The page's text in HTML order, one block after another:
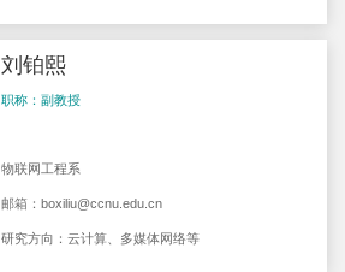
刘铂熙
职称：副教授
物联网工程系
邮箱：boxiliu@ccnu.edu.cn
研究方向：云计算、多媒体网络等